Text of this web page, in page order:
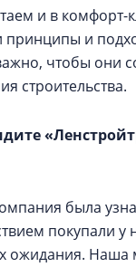
и в комфорт-
принципы и
чтобы они
строительства.
была
покупали у
ожидания.